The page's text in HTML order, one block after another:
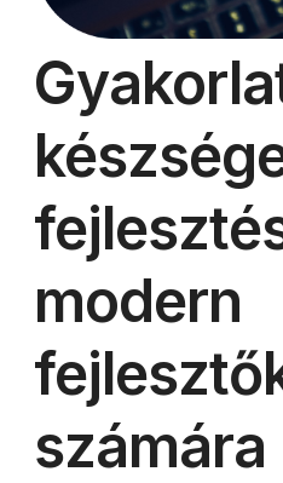
modern
számára